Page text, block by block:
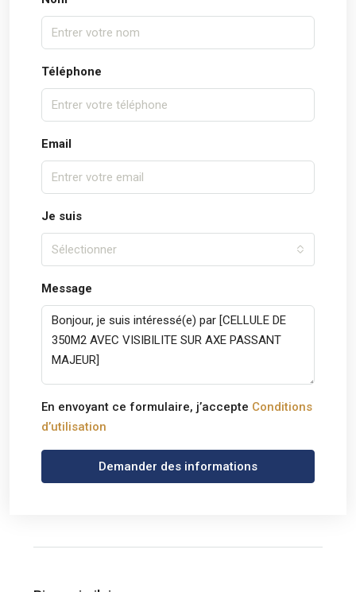
Téléphone
Email
Je suis
Sélectionner
Message
En envoyant ce formulaire, j’accepte Conditions
d’utilisation
Demander des informations